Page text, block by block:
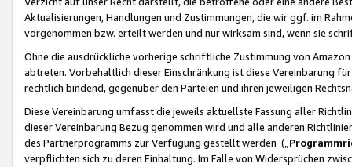
Aktualisierungen, Handlungen und Zustimmungen, die wir ggf. im
vorgenommen bzw. erteilt werden und nur wirksam sind, wenn sie
Ohne die ausdrückliche vorherige schriftliche Zustimmung von
abtreten. Vorbehaltlich dieser Einschränkung ist diese Vereinbarung
rechtlich bindend, gegenüber den Parteien und ihren jeweiligen
Diese Vereinbarung umfasst die jeweils aktuellste Fassung aller
dieser Vereinbarung Bezug genommen wird und alle anderen
des Partnerprogramms zur Verfügung gestellt werden („
verpflichten sich zu deren Einhaltung. Im Falle von Widersprüchen